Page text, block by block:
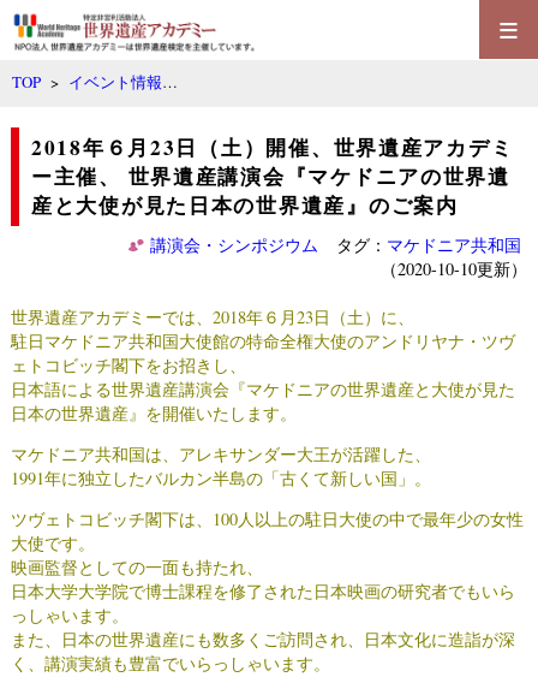
≡
TOP > イベント情報…
2018年６月23日（土）開催、世界遺産アカデミ
ー主催、 世界遺産講演会『マケドニアの世界遺
産と大使が見た日本の世界遺産』のご案内
講演会・シンポジウム タグ： マケドニア共和国
（2020-10-10更新）
世界遺産アカデミーでは、2018年６月23日（土）に、
駐日マケドニア共和国大使館の特命全権大使のアンドリヤナ・ツヴ
ェトコビッチ閣下をお招きし、
日本語による世界遺産講演会『マケドニアの世界遺産と大使が見た
日本の世界遺産』を開催いたします。
マケドニア共和国は、アレキサンダー大王が活躍した、
1991年に独立したバルカン半島の「古くて新しい国」。
ツヴェトコビッチ閣下は、100人以上の駐日大使の中で最年少の女性
大使です。
映画監督としての一面も持たれ、
日本大学大学院で博士課程を修了された日本映画の研究者でもいら
っしゃいます。
また、日本の世界遺産にも数多くご訪問され、日本文化に造詣が深
く、 講演実績も豊富でいらっしゃいます。